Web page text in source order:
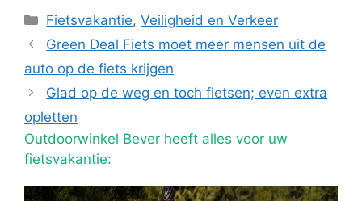
Categorieën
Fietsvakantie,Veiligheid en Verkeer
Green Deal Fiets moet meer mensen uit de
auto op de fiets krijgen
Glad op de weg en toch fietsen; even extra
opletten
Outdoorwinkel Bever heeft alles voor uw
fietsvakantie: